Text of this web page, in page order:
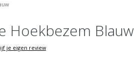
Hoekbezem Blauw
je eigen review